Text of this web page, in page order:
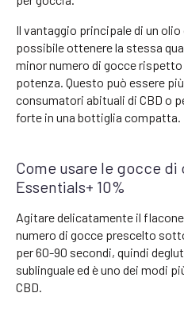
Il vantaggio principale di un olio
possibile ottenere la stessa
minor numero di gocce
potenza. Questo può essere
consumatori abituali di CBD o
forte in una bottiglia compatta.
Come usare le gocce di
Essentials+ 10%
Agitare delicatamente il
numero di gocce prescelto
per 60-90 secondi, quindi
sublinguale ed è uno dei modi
CBD.